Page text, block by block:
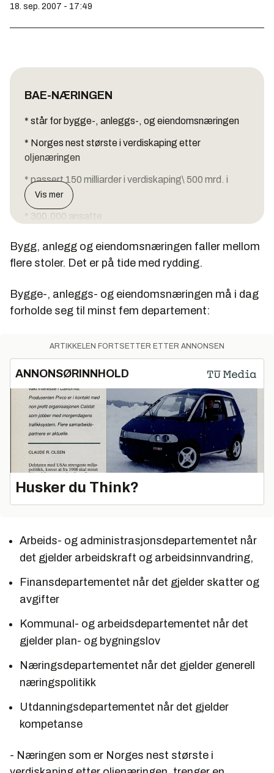
18. sep. 2007 - 17:49
BAE-NÆRINGEN
* står for bygge-, anleggs-, og eiendomsnæringen
* Norges nest største i verdiskaping etter
oljenæringen
* passert 150 milliarder i verdiskaping\ 500 mrd. i
omsetning
* 300.000 ansatte
Vis mer
Bygg, anlegg og eiendomsnæringen faller mellom
flere stoler. Det er på tide med rydding.
Bygge-, anleggs- og eiendomsnæringen må i dag
forholde seg til minst fem departement:
ARTIKKELEN FORTSETTER ETTER ANNONSEN
ANNONSØRINNHOLD
Husker du Think?
Arbeids- og administrasjonsdepartementet når
det gjelder arbeidskraft og arbeidsinnvandring,
Finansdepartementet når det gjelder skatter og
avgifter
Kommunal- og arbeidsdepartementet når det
gjelder plan- og bygningslov
Næringsdepartementet når det gjelder generell
næringspolitikk
Utdanningsdepartementet når det gjelder
kompetanse
- Næringen som er Norges nest største i